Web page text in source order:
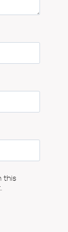
this